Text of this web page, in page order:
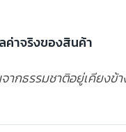
ค่าจริงของสินค้า
ากธรรมชาติอยู่เคียงข้